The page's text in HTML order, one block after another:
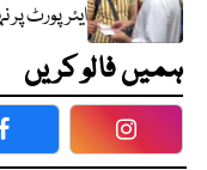
ایئرپورٹ پر
ہمیں فالو کریں
Facebook